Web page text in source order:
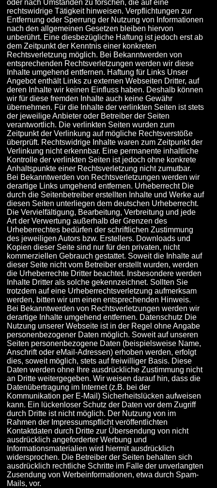
oder nach Umständen zu forschen, die auf eine
rechtswidrige Tätigkeit hinweisen. Verpflichtungen zur
Entfernung oder Sperrung der Nutzung von Informationen
nach den allgemeinen Gesetzen bleiben hiervon
unberührt. Eine diesbezügliche Haftung ist jedoch erst ab
dem Zeitpunkt der Kenntnis einer konkreten
Rechtsverletzung möglich. Bei Bekanntwerden von
entsprechenden Rechtsverletzungen werden wir diese
Inhalte umgehend entfernen. Haftung für Links Unser
Angebot enthält Links zu externen Webseiten Dritter, auf
deren Inhalte wir keinen Einfluss haben. Deshalb können
wir für diese fremden Inhalte auch keine Gewähr
übernehmen. Für die Inhalte der verlinkten Seiten ist stets
der jeweilige Anbieter oder Betreiber der Seiten
verantwortlich. Die verlinkten Seiten wurden zum
Zeitpunkt der Verlinkung auf mögliche Rechtsverstöße
überprüft. Rechtswidrige Inhalte waren zum Zeitpunkt der
Verlinkung nicht erkennbar. Eine permanente inhaltliche
Kontrolle der verlinkten Seiten ist jedoch ohne konkrete
Anhaltspunkte einer Rechtsverletzung nicht zumutbar.
Bei Bekanntwerden von Rechtsverletzungen werden wir
derartige Links umgehend entfernen. Urheberrecht Die
durch die Seitenbetreiber erstellten Inhalte und Werke auf
diesen Seiten unterliegen dem deutschen Urheberrecht.
Die Vervielfältigung, Bearbeitung, Verbreitung und jede
Art der Verwertung außerhalb der Grenzen des
Urheberrechtes bedürfen der schriftlichen Zustimmung
des jeweiligen Autors bzw. Erstellers. Downloads und
Kopien dieser Seite sind nur für den privaten, nicht
kommerziellen Gebrauch gestattet. Soweit die Inhalte auf
dieser Seite nicht vom Betreiber erstellt wurden, werden
die Urheberrechte Dritter beachtet. Insbesondere werden
Inhalte Dritter als solche gekennzeichnet. Sollten Sie
trotzdem auf eine Urheberrechtsverletzung aufmerksam
werden, bitten wir um einen entsprechenden Hinweis.
Bei Bekanntwerden von Rechtsverletzungen werden wir
derartige Inhalte umgehend entfernen. Datenschutz Die
Nutzung unserer Webseite ist in der Regel ohne Angabe
personenbezogener Daten möglich. Soweit auf unseren
Seiten personenbezogene Daten (beispielsweise Name,
Anschrift oder eMail-Adressen) erhoben werden, erfolgt
dies, soweit möglich, stets auf freiwilliger Basis. Diese
Daten werden ohne Ihre ausdrückliche Zustimmung nicht
an Dritte weitergegeben. Wir weisen darauf hin, dass die
Datenübertragung im Internet (z.B. bei der
Kommunikation per E-Mail) Sicherheitslücken aufweisen
kann. Ein lückenloser Schutz der Daten vor dem Zugriff
durch Dritte ist nicht möglich. Der Nutzung von im
Rahmen der Impressumspflicht veröffentlichten
Kontaktdaten durch Dritte zur Übersendung von nicht
ausdrücklich angeforderter Werbung und
Informationsmaterialien wird hiermit ausdrücklich
widersprochen. Die Betreiber der Seiten behalten sich
ausdrücklich rechtliche Schritte im Falle der unverlangten
Zusendung von Werbeinformationen, etwa durch Spam-
Mails, vor.